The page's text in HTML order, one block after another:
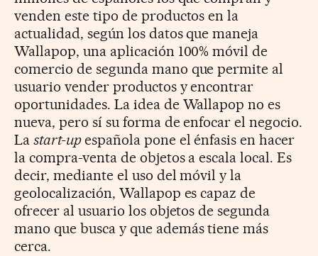
venden este tipo de productos en la
actualidad, según los datos que maneja
Wallapop, una aplicación 100% móvil de
comercio de segunda mano que permite al
usuario vender productos y encontrar
oportunidades. La idea de Wallapop no es
nueva, pero sí su forma de enfocar el negocio.
La start-upespañola pone el énfasis en hacer
la compra-venta de objetos a escala local. Es
decir, mediante el uso del móvil y la
geolocalización, Wallapop es capaz de
ofrecer al usuario los objetos de segunda
mano que busca y que además tiene más
cerca.